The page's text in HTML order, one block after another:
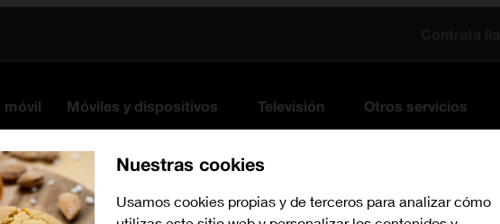
móvil Móviles y dispositivos Televisión Otros servicios
Nuestras cookies
Usamos cookies propias y de terceros para analizar cómo